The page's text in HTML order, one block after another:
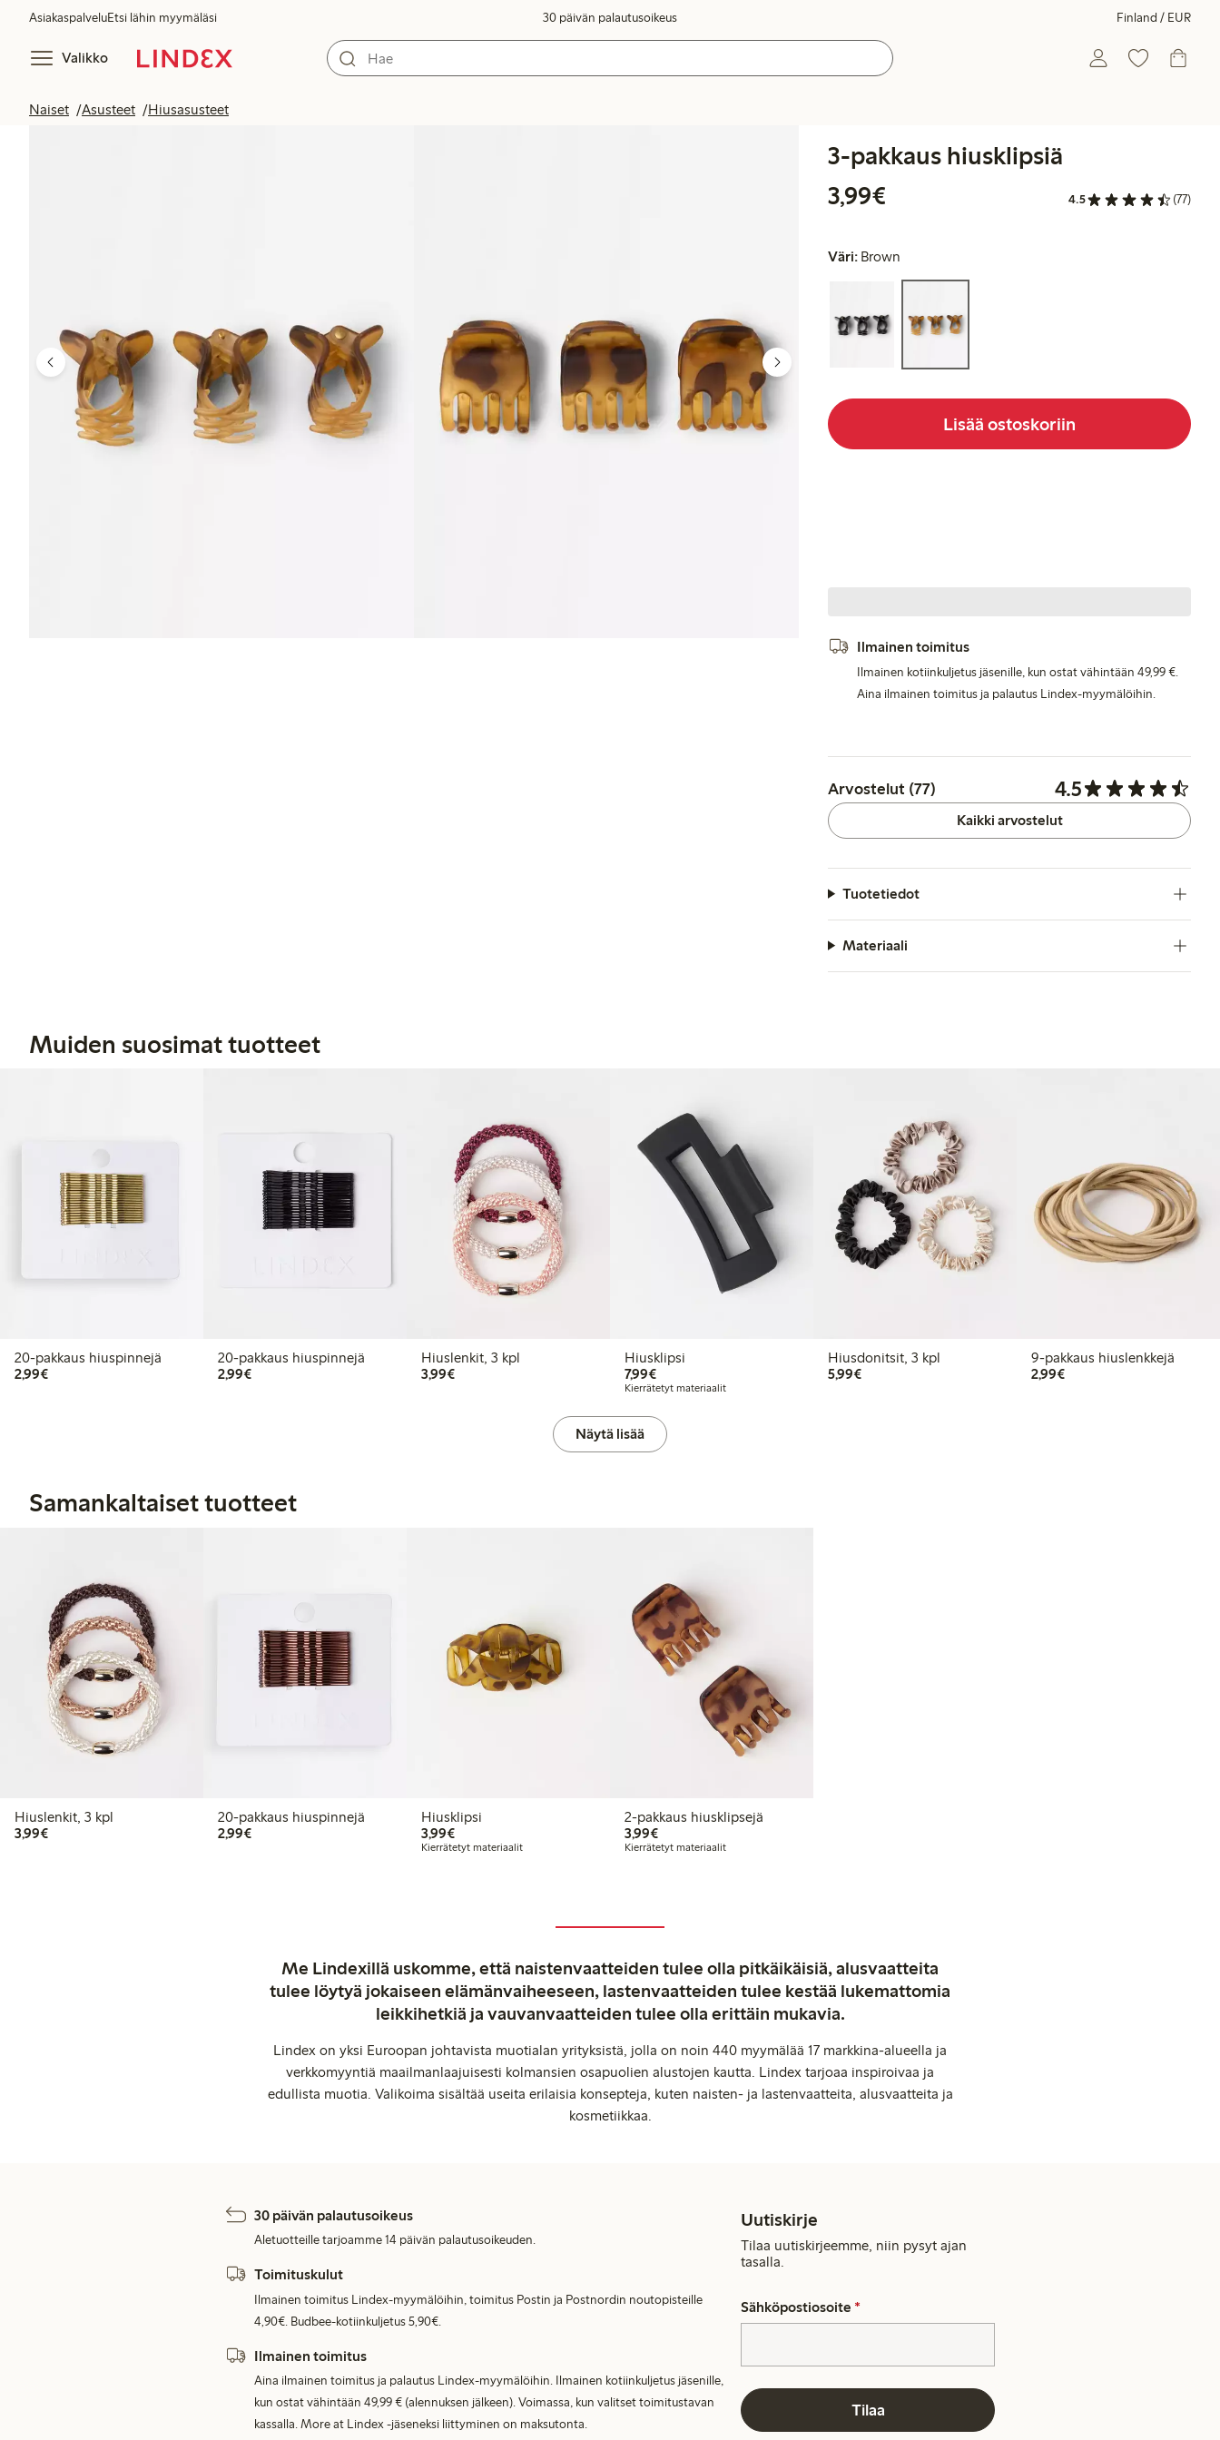
AsiakaspalveluEtsi lähin myymäläsi 30 päivän palautusoikeus Finland / EUR
Valikko
Naiset Asusteet Hiusasusteet
3-pakkaus hiusklipsiä
3,99€
4.5 (77)
Väri: Brown
Lisää ostoskoriin
Ilmainen toimitus
Ilmainen kotiinkuljetus jäsenille, kun ostat vähintään 49,99 €.
Aina ilmainen toimitus ja palautus Lindex-myymälöihin.
Arvostelut (77) 4.5
Kaikki arvostelut
Tuotetiedot
Materiaali
Muiden suosimat tuotteet
20-pakkaus hiuspinnejä
2,99€2,99 €
20-pakkaus hiuspinnejä
2,99€2,99 €
Hiuslenkit, 3 kpl
3,99€3,99 €
Hiusklipsi
7,99€7,99 €
Kierrätetyt materiaalit
Hiusdonitsit, 3 kpl
5,99€5,99 €
9-pakkaus hiuslenkkejä
2,99€2,99 €
Näytä lisää
Samankaltaiset tuotteet
Hiuslenkit, 3 kpl
3,99€3,99 €
20-pakkaus hiuspinnejä
2,99€2,99 €
Hiusklipsi
3,99€3,99 €
Kierrätetyt materiaalit
2-pakkaus hiusklipsejä
3,99€3,99 €
Kierrätetyt materiaalit
Me Lindexillä uskomme, että naistenvaatteiden tulee olla pitkäikäisiä, alusvaatteita
tulee löytyä jokaiseen elämänvaiheeseen, lastenvaatteiden tulee kestää lukemattomia
leikkihetkiä ja vauvanvaatteiden tulee olla erittäin mukavia.
Lindex on yksi Euroopan johtavista muotialan yrityksistä, jolla on noin 440 myymälää 17 markkina-alueella ja
verkkomyyntiä maailmanlaajuisesti kolmansien osapuolien alustojen kautta. Lindex tarjoaa inspiroivaa ja
edullista muotia. Valikoima sisältää useita erilaisia konsepteja, kuten naisten- ja lastenvaatteita, alusvaatteita ja
kosmetiikkaa.
30 päivän palautusoikeus
Aletuotteille tarjoamme 14 päivän palautusoikeuden.
Toimituskulut
Ilmainen toimitus Lindex-myymälöihin, toimitus Postin ja Postnordin noutopisteille
4,90€. Budbee-kotiinkuljetus 5,90€.
Ilmainen toimitus
Aina ilmainen toimitus ja palautus Lindex-myymälöihin. Ilmainen kotiinkuljetus jäsenille,
kun ostat vähintään 49,99 € (alennuksen jälkeen). Voimassa, kun valitset toimitustavan
kassalla. More at Lindex -jäseneksi liittyminen on maksutonta.
Uutiskirje
Tilaa uutiskirjeemme, niin pysyt ajan
tasalla.
Sähköpostiosoite *
Tilaa